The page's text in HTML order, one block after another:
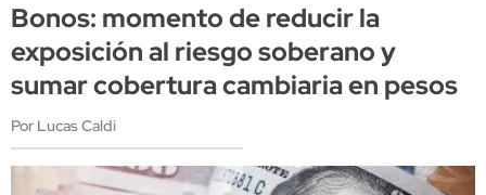
Bonos: momento de reducir la
exposición al riesgo soberano y
sumar cobertura cambiaria en pesos
Por Lucas Caldi